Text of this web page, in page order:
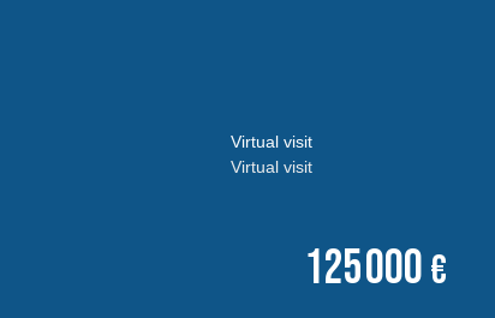
Virtual visit
Virtual visit
125 000 €